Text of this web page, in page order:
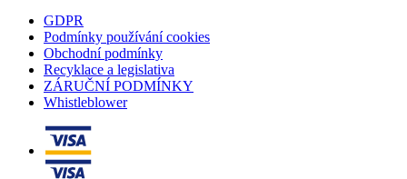
GDPR
Podmínky používání cookies
Obchodní podmínky
Recyklace a legislativa
ZÁRUČNÍ PODMÍNKY
Whistleblower